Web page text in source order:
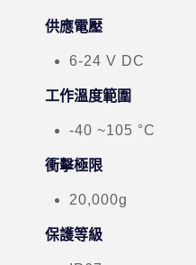
供應電壓
6-24 V DC
工作溫度範圍
-40 ~105 °C
衝擊極限
20,000g
保護等級